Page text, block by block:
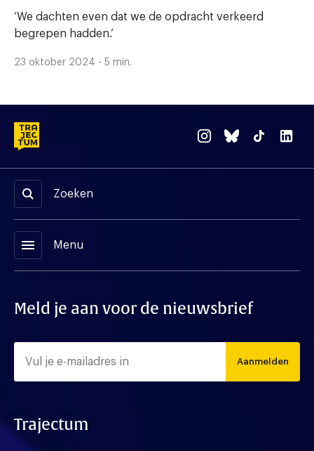
‘We dachten even dat we de opdracht verkeerd
begrepen hadden.’
23 oktober 2024 - 5 min.
Zoeken
menu Menu
Meld je aan voor de nieuwsbrief
Aanmelden
Trajectum